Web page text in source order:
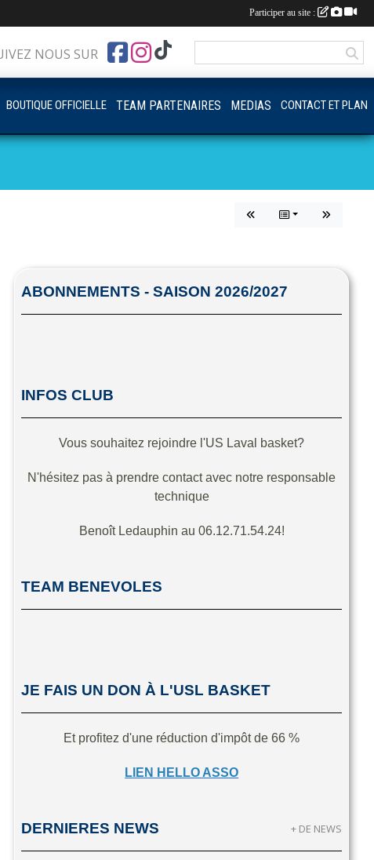
ABONNEMENTS - SAISON 2026/2027
INFOS CLUB
Vous souhaitez rejoindre l'US Laval basket?
N'hésitez pas à prendre contact avec notre responsable
technique
Benoît Ledauphin au 06.12.71.54.24!
TEAM BENEVOLES
JE FAIS UN DON À L'USL BASKET
Et profitez d'une réduction d'impôt de 66 %
LIEN HELLO ASSO
DERNIERES NEWS + DE NEWS
NOUS SUR
BOUTIQUE OFFICIELLE TEAM PARTENAIRES MEDIAS CONTACT ET PLAN
Participer au site :